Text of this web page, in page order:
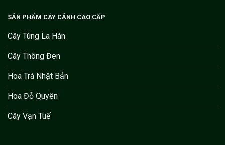
SẢN PHẨM CÂY CẢNH CAO CẤP
Cây Tùng La Hán
Cây Thông Đen
Hoa Trà Nhật Bản
Hoa Đỗ Quyên
Cây Vạn Tuế